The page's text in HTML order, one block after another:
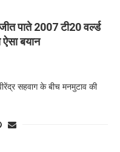
पाते 2007 टी20 वर्ल्ड
ऐसा बयान
सहवाग के बीच मनमुटाव की